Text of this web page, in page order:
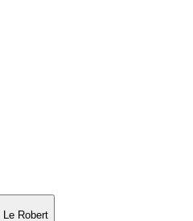
Robert